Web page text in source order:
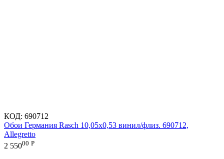
КОД: 690712
Обои Германия Rasch 10,05x0,53 винил/флиз. 690712,
Allegretto
2 55000 Р